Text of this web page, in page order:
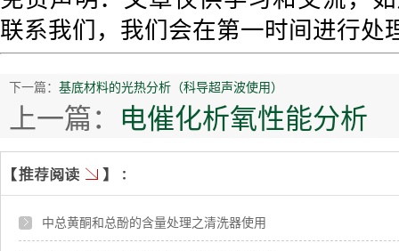
联系我们，我们会在第一时间进行处
下一篇： 基底材料的光热分析（科导超声波使用）
上一篇： 电催化析氧性能分析
中总黄酮和总酚的含量处理之清洗器使用